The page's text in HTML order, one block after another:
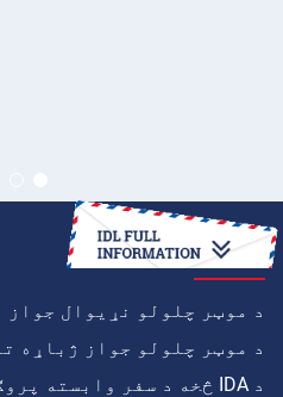
څنګه
د موټر چلولو نړیوال جواز
د موټر چلولو جواز ژباړه
د IDA څخه د سفر وابسته پروګرام